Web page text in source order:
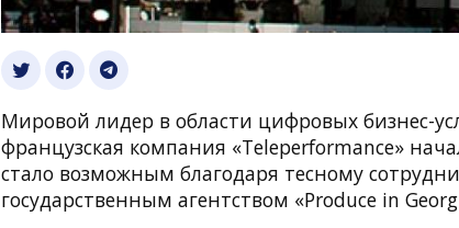
Мировой лидер в области цифровых бизнес-
французская компания «Teleperformance»
стало возможным благодаря тесному
государственным агентством «Produce in